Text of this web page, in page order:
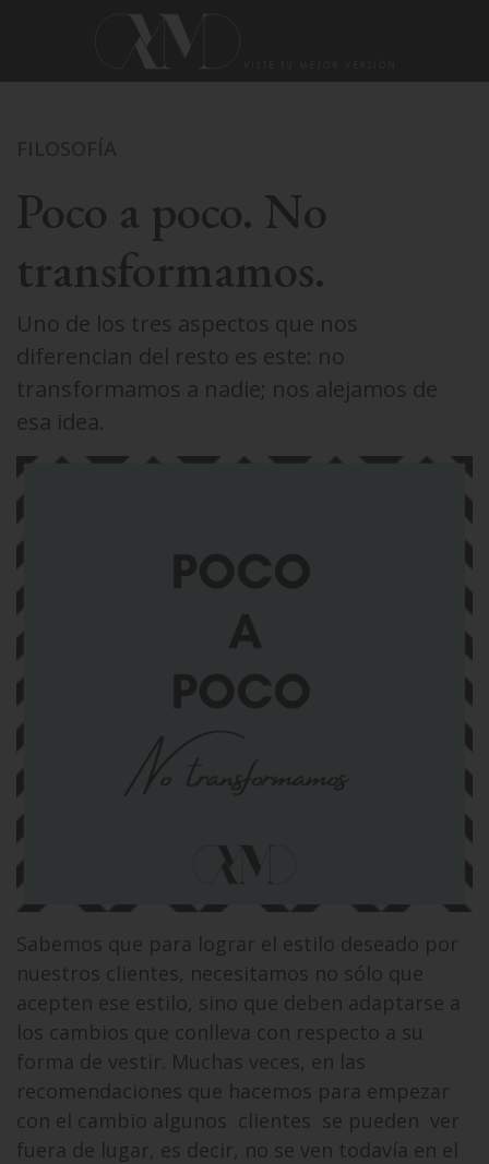
Poco a poco. No
transformamos.
Uno de los tres aspectos que nos
diferencian del resto es este: no
transformamos a nadie; nos alejamos de
esa idea.
Sabemos que para lograr el estilo deseado por
nuestros clientes, necesitamos no sólo que
acepten ese estilo, sino que deben adaptarse a
los cambios que conlleva con respecto a su
forma de vestir. Muchas veces, en las
recomendaciones que hacemos para empezar
con el cambio algunos clientes se pueden ver
fuera de lugar, es decir, no se ven todavía en el